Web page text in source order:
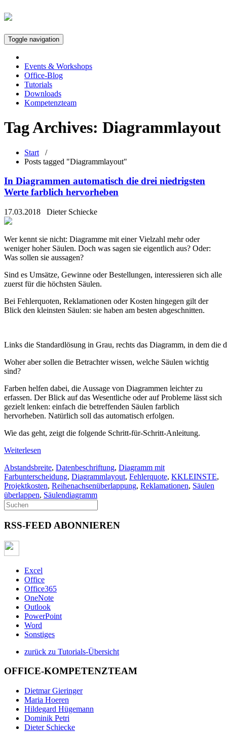
Toggle navigation
Events & Workshops
Office-Blog
Tutorials
Downloads
Kompetenzteam
Tag Archives: Diagrammlayout
Start /
Posts tagged "Diagrammlayout"
In Diagrammen automatisch die drei niedrigsten
Werte farblich hervorheben
17.03.2018 Dieter Schiecke
Wer kennt sie nicht: Diagramme mit einer Vielzahl mehr oder
weniger hoher Säulen. Doch was sagen sie eigentlich aus? Oder:
Was sollen sie aussagen?
Sind es Umsätze, Gewinne oder Bestellungen, interessieren sich alle
zuerst für die höchsten Säulen.
Bei Fehlerquoten, Reklamationen oder Kosten hingegen gilt der
Blick den kleinsten Säulen: sie haben am besten abgeschnitten.
Links die Standardlösung in Grau, rechts das Diagramm, in dem die
Woher aber sollen die Betrachter wissen, welche Säulen wichtig
sind?
Farben helfen dabei, die Aussage von Diagrammen leichter zu
erfassen. Der Blick auf das Wesentliche oder auf Probleme lässt sich
gezielt lenken: einfach die betreffenden Säulen farblich
hervorheben. Natürlich soll das automatisch erfolgen.
Wie das geht, zeigt die folgende Schritt-für-Schritt-Anleitung.
Weiterlesen
Abstandsbreite, Datenbeschriftung, Diagramm mit
Farbunterscheidung, Diagrammlayout, Fehlerquote, KKLEINSTE,
Projektkosten, Reihenachsenüberlappung, Reklamationen, Säulen
überlappen, Säulendiagramm
RSS-FEED ABONNIEREN
Excel
Office
Office365
OneNote
Outlook
PowerPoint
Word
Sonstiges
zurück zu Tutorials-Übersicht
OFFICE-KOMPETENZTEAM
Dietmar Gieringer
Maria Hoeren
Hildegard Hügemann
Dominik Petri
Dieter Schiecke